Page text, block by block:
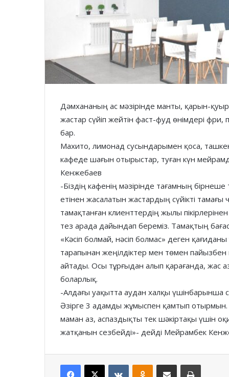
Дәмхананың ас мәзірінде манты, қарын-
жастар сүйіп жейтін фаст-фуд өнімдері
бар.
Махито, лимонад сусындарымен қоса,
кафеде шағын отырыстар, туған күн
Кенжебаев
-Біздің кафенің мәзірінде тағамның
етінен жасалатын жастардың сүйікті
тамақтанған клиенттердің жылы
тез арада дайындап береміз. Тамақтың
«Кәсіп болмай, нәсіп болмас» деген
тарапынан жеңілдіктер мен төмен пайызбен
айтады. Осы тұрғыдан алып қарағанда, жас
боларлық.
-Алдағы уақытта аудан халқы үшінбарынша
Әзірге 3 адамды жұмыспен қамтып отырмын.
маман аз, аспаздықты тек шәкіртақы үшін
жатқанын сезбейді»- дейді Мейрамбек
Facebook
X VKontakteOdnoklassniki
Share via Email Print